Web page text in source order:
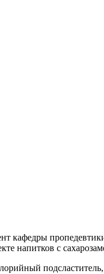
кафедры
напитков с
подсластитель,